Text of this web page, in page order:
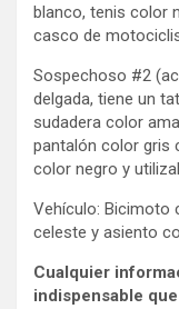
blanco, tenis color
casco de
Sospechoso #2
delgada, tiene un
sudadera color
pantalón color gris
color negro y
Vehículo: Bicimoto
celeste y asiento
Cualquier
indispensable